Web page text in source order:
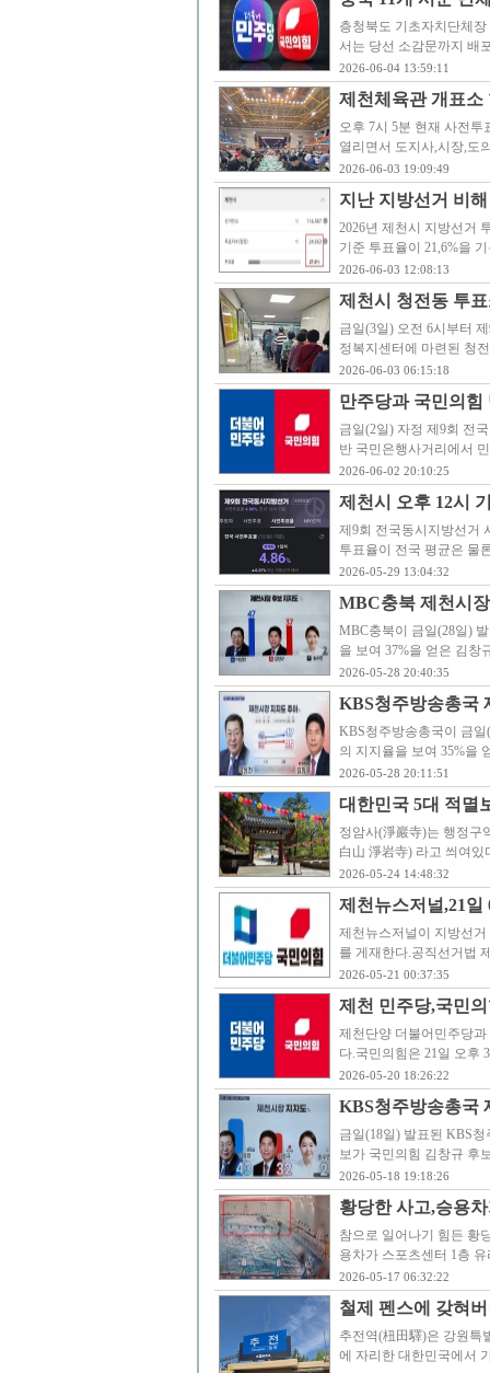
층청북도 기초자치단체
서는 당선 소감문까지 배
2026-06-04 13:59:11
제천체육관 개표
오후 7시 5분 현재 사전
열리면서 도지사,시장,도
2026-06-03 19:09:49
지난 지방선거 비
2026년 제천시 지방선거
기준 투표율이 21,6%을
2026-06-03 12:08:13
제천시 청전동 투
금일(3일) 오전 6시부터
정복지센터에 마련된 청
2026-06-03 06:15:18
만주당과 국민의
금일(2일) 자정 제9회 전
반 국민은행사거리에서
2026-06-02 20:10:25
제천시 오후 12시
제9회 전국동시지방선거
투표율이 전국 평균은 물
2026-05-29 13:04:32
MBC충북 제천시
MBC충북이 금일(28일)
을 보여 37%을 얻은 김
2026-05-28 20:40:35
KBS청주방송총국
KBS청주방송총국이 금
의 지지율을 보여 35%을
2026-05-28 20:11:51
대한민국 5대 적멸
정암사(淨巖寺)는 행정구
白山 淨岩寺) 라고 씌여
2026-05-24 14:48:32
제천뉴스저널,21
제천뉴스저널이 지방선
를 게재한다.공직선거법
2026-05-21 00:37:35
제천 민주당,국민
제천단양 더불어민주당
다.국민의힘은 21일 오후
2026-05-20 18:26:22
KBS청주방송총국
금일(18일) 발표된 KBS
보가 국민의힘 김창규 후
2026-05-18 19:18:26
황당한 사고,승용
참으로 일어나기 힘든 황
용차가 스포츠센터 1층
2026-05-17 06:32:22
철제 펜스에 갖혀
추전역(杻田驛)은 강원특
에 자리한 대한민국에서